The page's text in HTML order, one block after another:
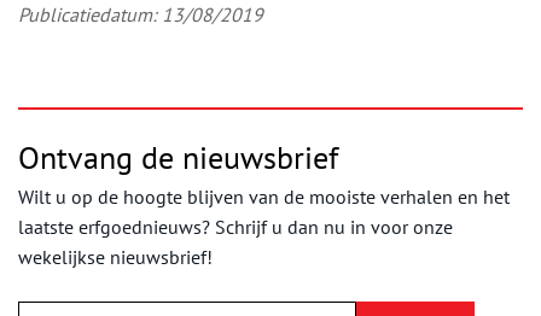
Publicatiedatum: 13/08/2019
Ontvang de nieuwsbrief
Wilt u op de hoogte blijven van de mooiste verhalen en het
laatste erfgoednieuws? Schrijf u dan nu in voor onze
wekelijkse nieuwsbrief!